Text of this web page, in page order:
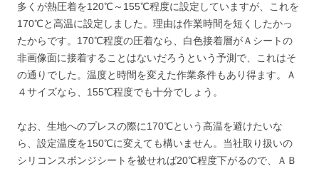
多くが熱圧着を120℃～155℃程度に設定していますが、これを
170℃と高温に設定しました。理由は作業時間を短くしたかっ
たからです。170℃程度の圧着なら、白色接着層がＡシートの
非画像面に接着することはないだろうという予測で、これはそ
の通りでした。温度と時間を変えた作業条件もあり得ます。Ａ
４サイズなら、155℃程度でも十分でしょう。
なお、生地へのプレスの際に170℃という高温を避けたいな
ら、設定温度を150℃に変えても構いません。当社取り扱いの
シリコンスポンジシートを被せれば20℃程度下がるので、ＡＢ